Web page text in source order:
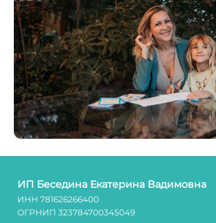
ИП Беседина Екатерина Вадимовна
ИНН 781626266400
ОГРНИП 323784700345049